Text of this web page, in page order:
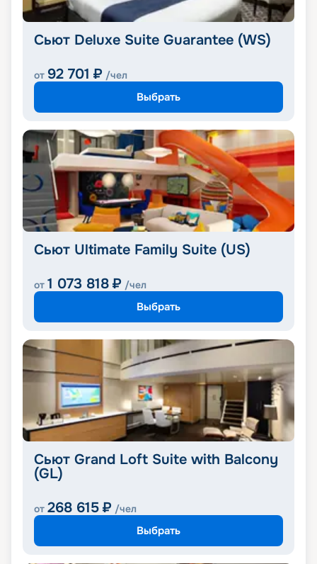
Сьют Deluxe Suite Guarantee (WS)
от 92 701 ₽ /чел
Выбрать
Сьют Ultimate Family Suite (US)
от 1 073 818 ₽ /чел
Выбрать
Сьют Grand Loft Suite with Balcony
(GL)
от 268 615 ₽ /чел
Выбрать